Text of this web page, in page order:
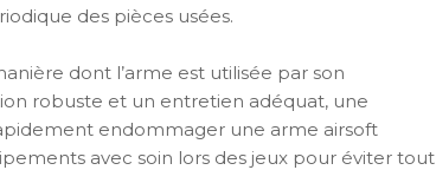
des pièces usées.
dont l’arme est utilisée par son
robuste et un entretien adéquat, une
endommager une arme airsoft
avec soin lors des jeux pour éviter tout